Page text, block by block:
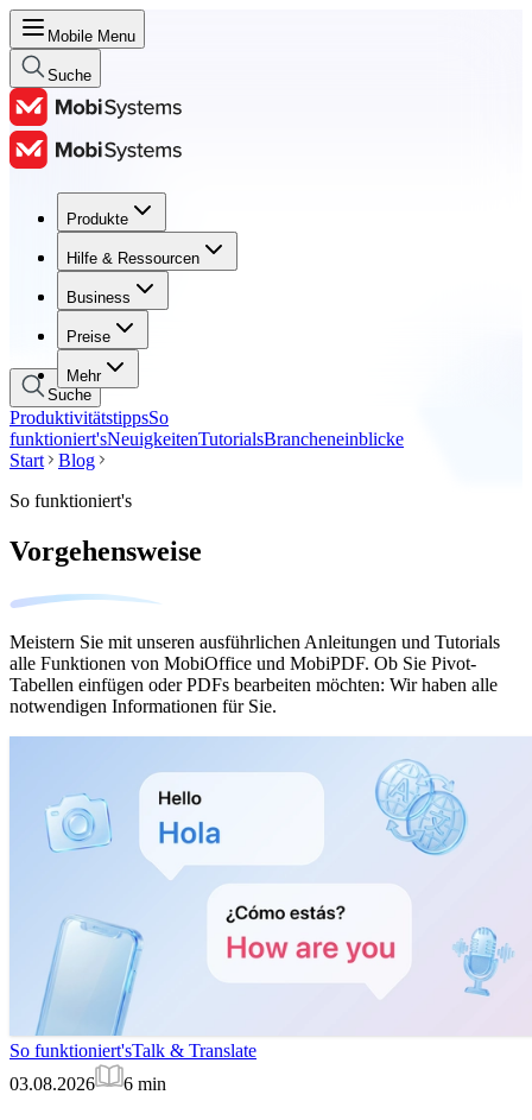
Mobile Menu
Suche
Produkte
Hilfe & Ressourcen
Business
Preise
Mehr
Produkte
Hilfe & Ressourcen
Business
Preise
Suche
ProduktivitätstippsSo
funktioniert'sNeuigkeitenTutorialsBrancheneinblicke
Start
Blog
So funktioniert's
Vorgehensweise
Meistern Sie mit unseren ausführlichen Anleitungen und Tutorials
alle Funktionen von MobiOffice und MobiPDF. Ob Sie Pivot-
Tabellen einfügen oder PDFs bearbeiten möchten: Wir haben alle
notwendigen Informationen für Sie.
So funktioniert'sTalk & Translate
03.08.2026
6 min